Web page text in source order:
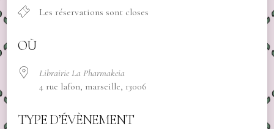
Les réservations sont closes
OÙ
Librairie La Pharmakeia
4 rue lafon, marseille, 13006
TYPE D’ÉVÈNEMENT